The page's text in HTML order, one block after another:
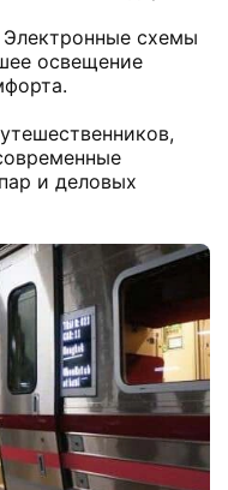
Электронные схемы
освещение
и деловых